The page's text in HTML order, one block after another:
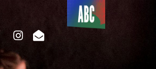
Du côté
de l’ABC
instagram
email